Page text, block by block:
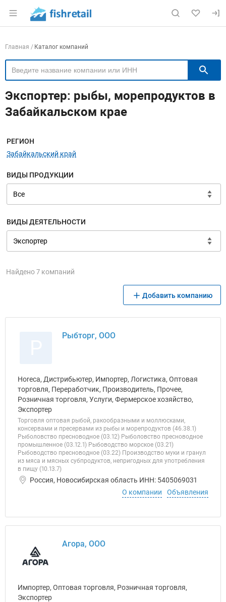
Раздел навигации по сайту fishretail.ru
Навигация по компаниям
Главная Каталог компаний
Экспортер: рыбы, морепродуктов в
Забайкальском крае
Меню навигации
РЕГИОН
Забайкальский край
ВИДЫ ПРОДУКЦИИ
ВИДЫ ДЕЯТЕЛЬНОСТИ
Найдено 7 компаний
Добавить компанию
Рыбторг, ООО
Horeca, Дистрибьютер, Импортер, Логистика, Оптовая
торговля, Переработчик, Производитель, Прочее,
Розничная торговля, Услуги, Фермерское хозяйство,
Экспортер
Торговля оптовая рыбой, ракообразными и моллюсками,
консервами и пресервами из рыбы и морепродуктов (46.38.1)
Рыболовство пресноводное (03.12) Рыболовство пресноводное
промышленное (03.12.1) Рыбоводство морское (03.21)
Рыбоводство пресноводное (03.22) Производство муки и гранул
из мяса и мясных субпродуктов, непригодных для употребления
в пищу (10.13.7)
Россия, Новосибирская область ИНН: 5405069031
О компании
Объявления
Агора, ООО
Импортер, Оптовая торговля, Розничная торговля,
Экспортер